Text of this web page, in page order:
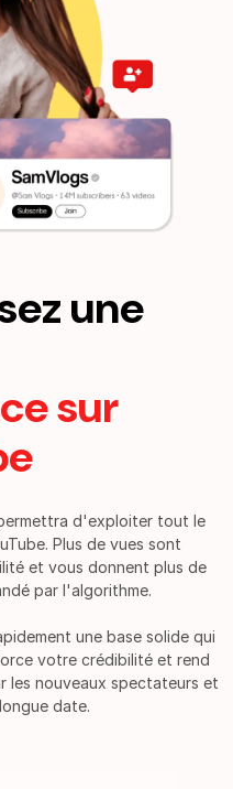
une
sur
d'exploiter tout le
Plus de vues sont
et vous donnent plus de
par l'algorithme.
une base solide qui
votre crédibilité et rend
nouveaux spectateurs et
date.